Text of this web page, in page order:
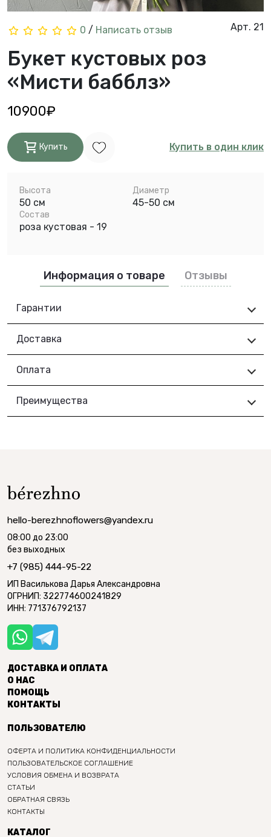
0 / Написать отзыв Арт. 21
Букет кустовых роз
«Мисти бабблз»
10900₽
Купить Купить в один клик
Высота
50 см
Диаметр
45-50 см
Состав
роза кустовая - 19
Информация о товаре Отзывы
Гарантии
Доставка
Оплата
Преимущества
hello-berezhnoflowers@yandex.ru
08:00 до 23:00
без выходных
+7 (985) 444-95-22
ИП Василькова Дарья Александровна
ОГРНИП: 322774600241829
ИНН: 771376792137
ДОСТАВКА И ОПЛАТА
О НАС
ПОМОЩЬ
КОНТАКТЫ
ПОЛЬЗОВАТЕЛЮ
ОФЕРТА И ПОЛИТИКА КОНФИДЕНЦИАЛЬНОСТИ
ПОЛЬЗОВАТЕЛЬСКОЕ СОГЛАШЕНИЕ
УСЛОВИЯ ОБМЕНА И ВОЗВРАТА
СТАТЬИ
ОБРАТНАЯ СВЯЗЬ
КОНТАКТЫ
КАТАЛОГ